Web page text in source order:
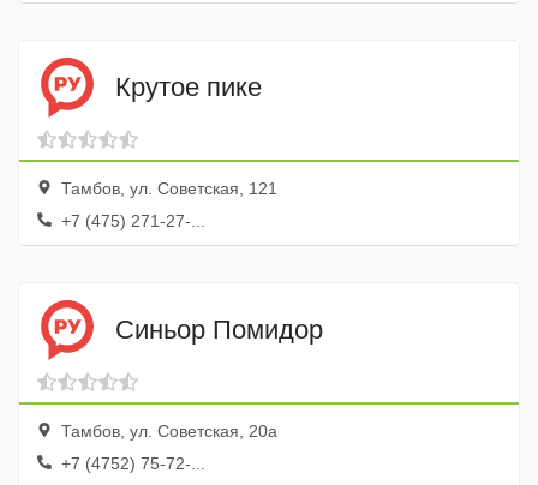
Крутое пике
Тамбов, ул. Советская, 121
+7 (475) 271-27-...
Синьор Помидор
Тамбов, ул. Советская, 20а
+7 (4752) 75-72-...